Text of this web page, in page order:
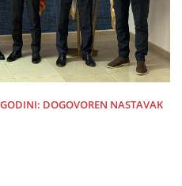
DOGOVOREN NASTAVAK